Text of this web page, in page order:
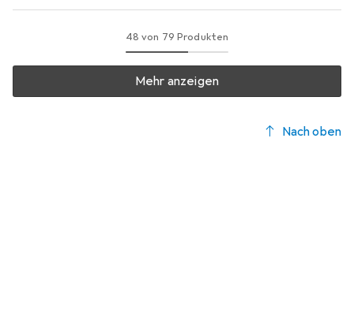
48 von 79 Produkten
Mehr anzeigen
Nach oben